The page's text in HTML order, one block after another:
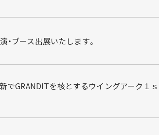
・ブース出展いたします。
新でGRANDITを核とするウイングアーク１